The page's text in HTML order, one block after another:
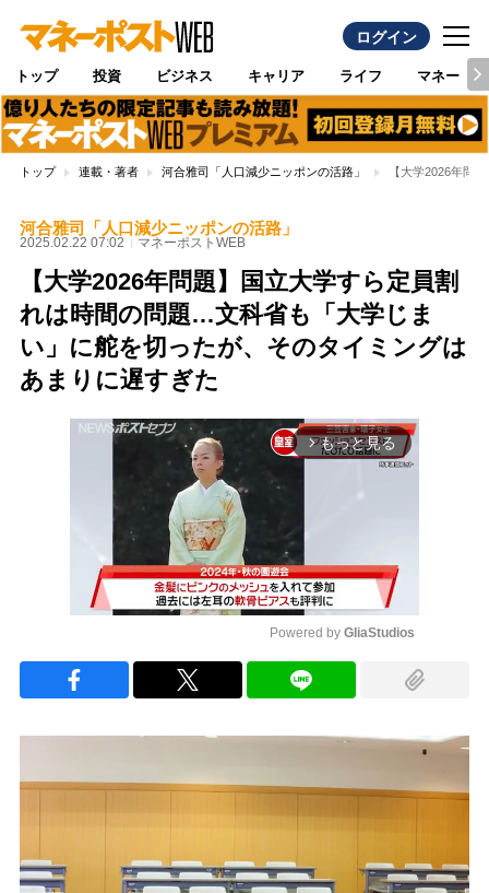
ログイン
トップ 投資 ビジネス キャリア ライフ マネー
トップ 連載・著者 河合雅司「人口減少ニッポンの活路」 【大学2026年問
河合雅司「人口減少ニッポンの活路」
2025.02.22 07:02 マネーポストWEB
【大学2026年問題】国立大学すら定員割
れは時間の問題…文科省も「大学じま
い」に舵を切ったが、そのタイミングは
あまりに遅すぎた
arrow_forward_ios もっと見る
Powered by GliaStudios